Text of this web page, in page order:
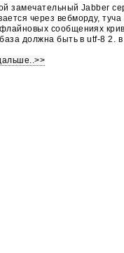
замечательный Jabber
через вебморду,
сообщениях
должна быть в utf-8 2.